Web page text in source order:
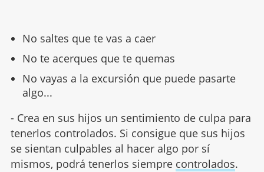
No saltes que te vas a caer
No te acerques que te quemas
No vayas a la excursión que puede pasarte
algo...
- Crea en sus hijos un sentimiento de culpa para
tenerlos controlados. Si consigue que sus hijos
se sientan culpables al hacer algo por sí
mismos, podrá tenerlos siempre controlados.